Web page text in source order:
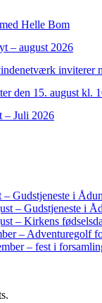
Helle Bom
– august 2026
inviterer
den 15. august kl.
– Juli 2026
– Gudstjeneste i
– Gudstjeneste i
– Kirkens
– Adventuregolf
– fest i